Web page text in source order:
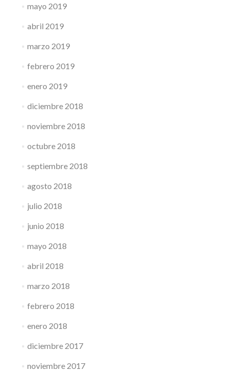
mayo 2019
abril 2019
marzo 2019
febrero 2019
enero 2019
diciembre 2018
noviembre 2018
octubre 2018
septiembre 2018
agosto 2018
julio 2018
junio 2018
mayo 2018
abril 2018
marzo 2018
febrero 2018
enero 2018
diciembre 2017
noviembre 2017